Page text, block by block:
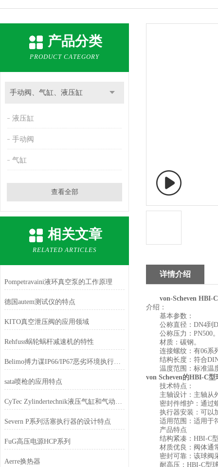
产品分类
PRODUCT CATEGORY
手动阀、气缸、液压缸
液压缸
手动阀
气缸
查看全部
相关文章
RELATED ARTICLES
Pompetravaini液环真空泵的工作原理
德国autem测试仪的特点
KITO真空泄压阀的应用领域
Rehfuss蜗轮蜗杆减速机的特性
Belimo搏力谋IP66/IP67恶劣环境执行器的特点
sata喷枪的应用特点
CyTec Zylindertechnik液压气缸和气动气缸的区别
Severn P系列活塞执行器的设计特点
FuG高压电源HCP系列
Aerre换热器
详情介绍
von-Scheven HBI-
介绍：
基本参数：
公称直径：DN4到
公称压力：PN500
材质：碳钢。
连接螺纹：有06系列
结构长度：符合
温度范围：标准温
von Scheven的HBI-C型
技术特点：
主轴设计：主轴从外
密封件维护：通过螺
执行器安装：可以加
适用范围：适用于符
产品特点
结构紧凑：HBI-C型
材质优良：阀体通常
密封可靠：该球阀采
耐高压：HBI-C型球